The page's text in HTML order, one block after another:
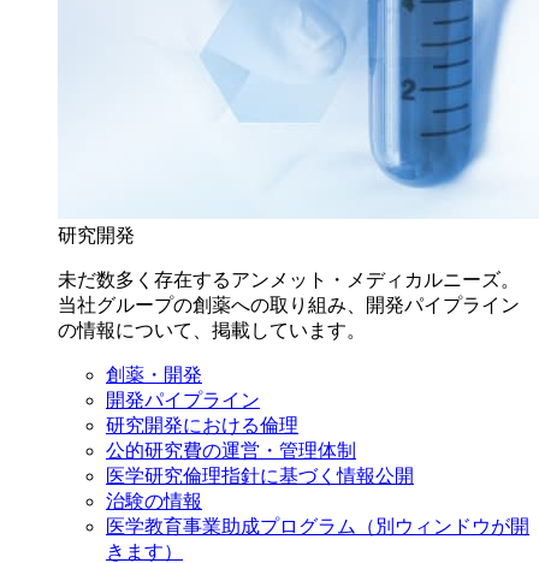
研究開発
未だ数多く存在するアンメット・メディカルニーズ。
当社グループの創薬への取り組み、開発パイプライン
の情報について、掲載しています。
創薬・開発
開発パイプライン
研究開発における倫理
公的研究費の運営・管理体制
医学研究倫理指針に基づく情報公開
治験の情報
医学教育事業助成プログラム
（別ウィンドウが開
きます）